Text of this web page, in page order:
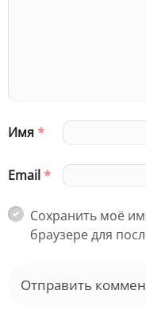
Имя*
Email*
Сохранить моё
браузере для